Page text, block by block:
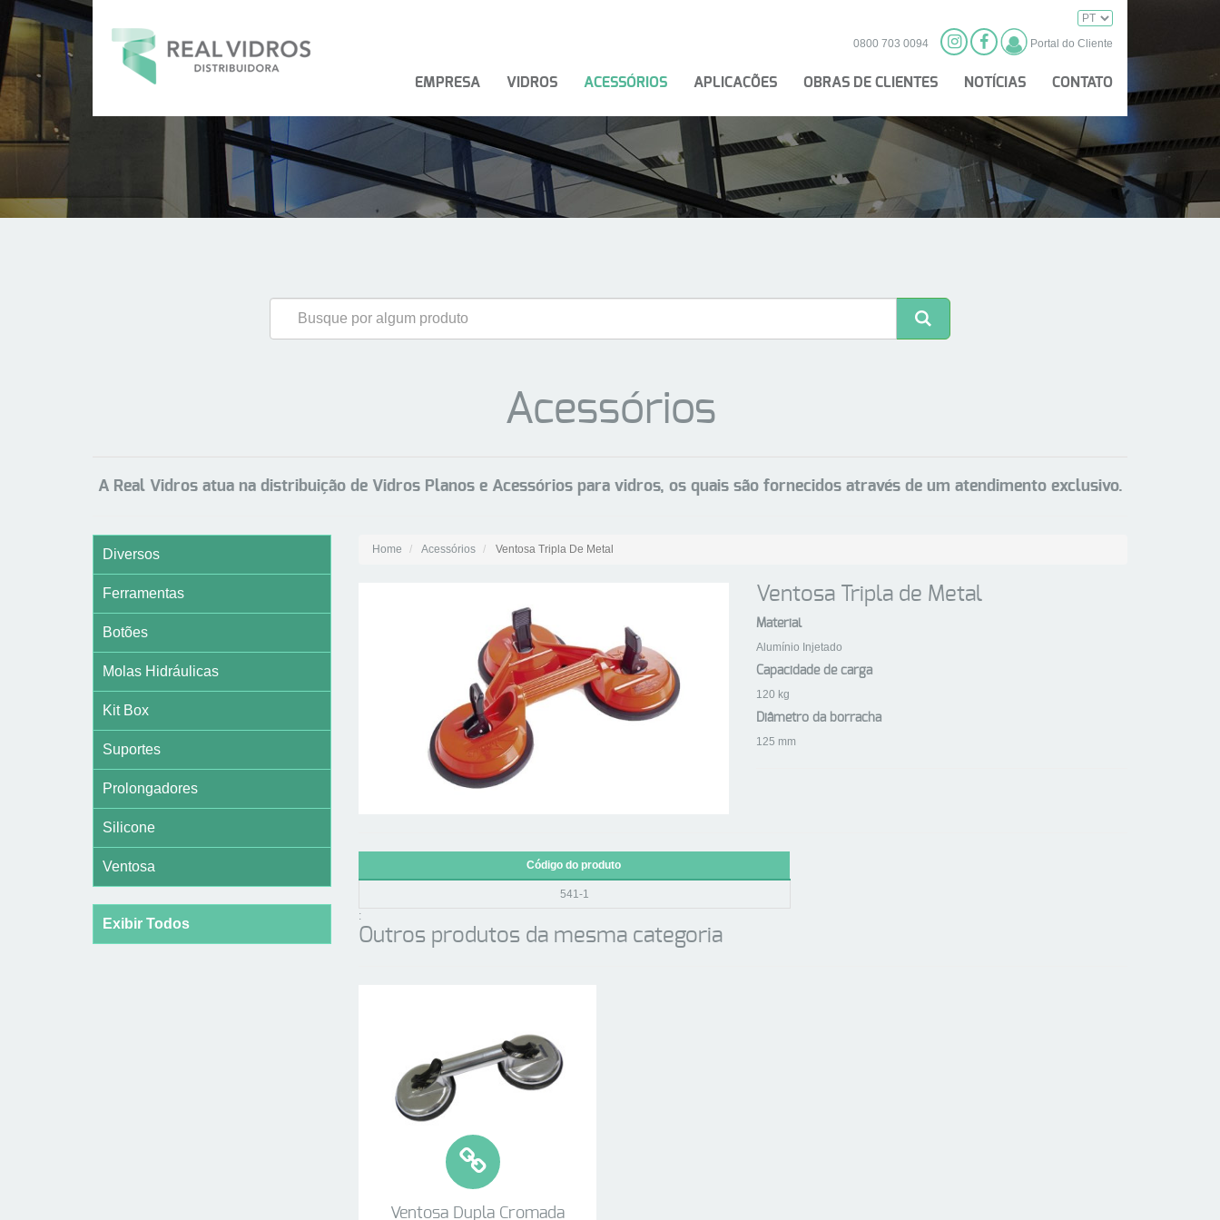
0800 703 0094 Portal do Cliente
EMPRESA VIDROS ACESSÓRIOS APLICAÇÕES OBRAS DE CLIENTES NOTÍCIAS CONTATO
Acessórios
A Real Vidros atua na distribuição de Vidros Planos e Acessórios para vidros, os quais são fornecidos através de um atendimento exclusivo.
Diversos
Ferramentas
Botões
Molas Hidráulicas
Kit Box
Suportes
Prolongadores
Silicone
Ventosa
Exibir Todos
Home Acessórios Ventosa Tripla De Metal
Ventosa Tripla de Metal
Material
Alumínio Injetado
Capacidade de carga
120 kg
Diâmetro da borracha
125 mm
Código do produto
541-1
:
Outros produtos da mesma categoria
Ventosa Dupla Cromada